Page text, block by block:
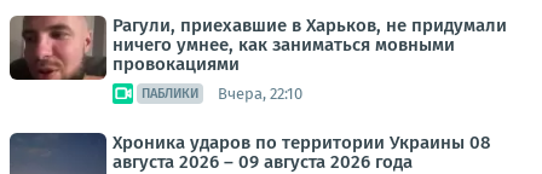
Рагули, приехавшие в Харьков, не придумали
ничего умнее, как заниматься мовными
провокациями
ПАБЛИКИ Вчера, 22:10
Хроника ударов по территории Украины 08
августа 2026 – 09 августа 2026 года